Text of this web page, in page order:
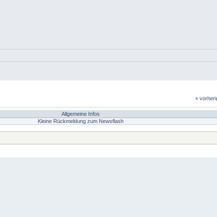
«
Allgemeine Infos
Kleine Rückmeldung zum Newsflash